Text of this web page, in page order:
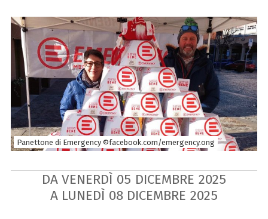
Panettone di Emergency ©facebook.com/emergency.ong
DA VENERDÌ 05 DICEMBRE 2025
A LUNEDÌ 08 DICEMBRE 2025